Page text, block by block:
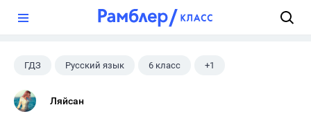
ГДЗ Русский язык 6 класс +1
Разумовская М.М.
Ляйсан